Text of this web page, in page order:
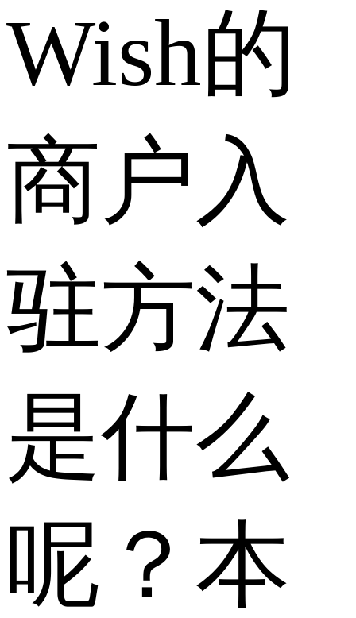
Wish的
商户入
驻方法
是什么
呢？本